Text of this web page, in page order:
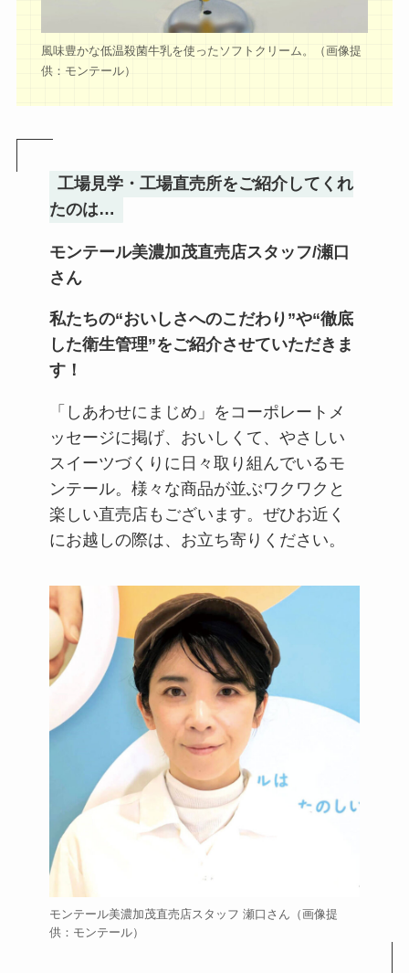
風味豊かな低温殺菌牛乳を使ったソフトクリーム。（画像提
供：モンテール）
工場見学・工場直売所をご紹介してくれ
たのは…
モンテール美濃加茂直売店スタッフ/瀬口
さん
私たちの“おいしさへのこだわり”や“徹底
した衛生管理”をご紹介させていただきま
す！
「しあわせにまじめ」をコーポレートメ
ッセージに掲げ、おいしくて、やさしい
スイーツづくりに日々取り組んでいるモ
ンテール。様々な商品が並ぶワクワクと
楽しい直売店もございます。ぜひお近く
にお越しの際は、お立ち寄りください。
モンテール美濃加茂直売店スタッフ 瀬口さん（画像提
供：モンテール）